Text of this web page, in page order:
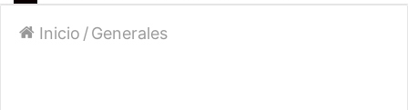
Inicio /Generales